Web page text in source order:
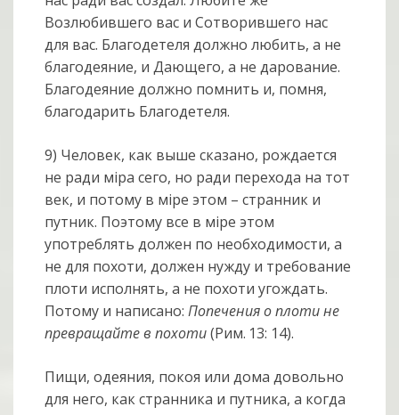
Возлюбившего вас и Сотворившего нас
для вас. Благодетеля должно любить, а не
благодеяние, и Дающего, а не дарование.
Благодеяние должно помнить и, помня,
благодарить Благодетеля.
9) Человек, как выше сказано, рождается
не ради мiра сего, но ради перехода на тот
век, и потому в мiре этом – странник и
путник. Поэтому все в мiре этом
употреблять должен по необходимости, а
не для похоти, должен нужду и требование
плоти исполнять, а не похоти угождать.
Потому и написано:Попечения о плоти не
превращайте в похоти(Рим. 13: 14).
Пищи, одеяния, покоя или дома довольно
для него, как странника и путника, а когда